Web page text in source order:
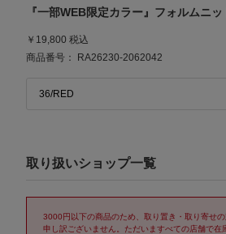
『一部WEB限定カラー』フォルムニ
￥19,800 税込
商品番号： RA26230-2062042
取り扱いショップ一覧
3000円以下の商品のため、取り置き・取り寄せの
申し訳ございません。ただいますべての店舗で在